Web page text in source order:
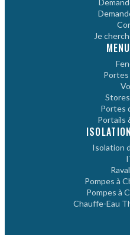
Je
Portes
Portails
Isolation
Pompes à
Pompes à
Chauffe-Eau